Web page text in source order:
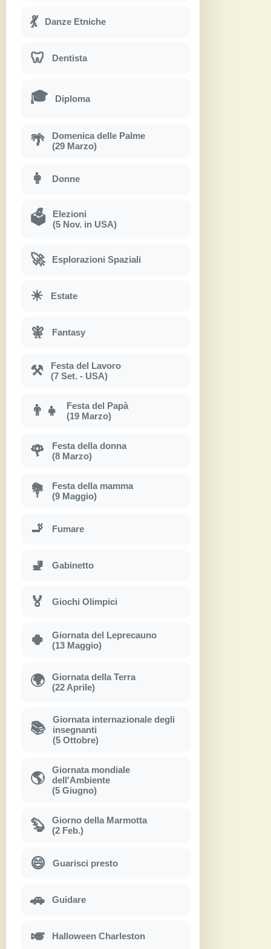
💃 Danze Etniche
🦷 Dentista
🎓 Diploma
🌴
Domenica delle Palme
(29 Marzo)
👩 Donne
🗳
Elezioni
(5 Nov. in USA)
🚀 Esplorazioni Spaziali
☀ Estate
🧚 Fantasy
⚒
Festa del Lavoro
(7 Set. - USA)
👨‍👧
Festa del Papà
(19 Marzo)
🌹
Festa della donna
(8 Marzo)
💐
Festa della mamma
(9 Maggio)
🚬 Fumare
🚽 Gabinetto
🏅 Giochi Olimpici
🍀
Giornata del Leprecauno
(13 Maggio)
🌍
Giornata della Terra
(22 Aprile)
📚
Giornata internazionale degli
insegnanti
(5 Ottobre)
🌎
Giornata mondiale
dell'Ambiente
(5 Giugno)
🦫
Giorno della Marmotta
(2 Feb.)
😄 Guarisci presto
🚗 Guidare
🎺 Halloween Charleston